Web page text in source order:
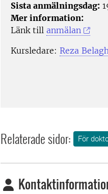
Sista anmälningsdag:
Mer information:
Länk till anmälan
Kursledare: Reza
Relaterade sidor: För